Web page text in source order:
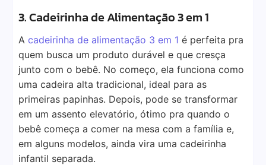
3. Cadeirinha de Alimentação 3 em 1
A cadeirinha de alimentação 3 em 1 é perfeita pra
quem busca um produto durável e que cresça
junto com o bebê. No começo, ela funciona como
uma cadeira alta tradicional, ideal para as
primeiras papinhas. Depois, pode se transformar
em um assento elevatório, ótimo pra quando o
bebê começa a comer na mesa com a família e,
em alguns modelos, ainda vira uma cadeirinha
infantil separada.